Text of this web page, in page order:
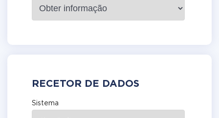
RECETOR DE DADOS
Sistema